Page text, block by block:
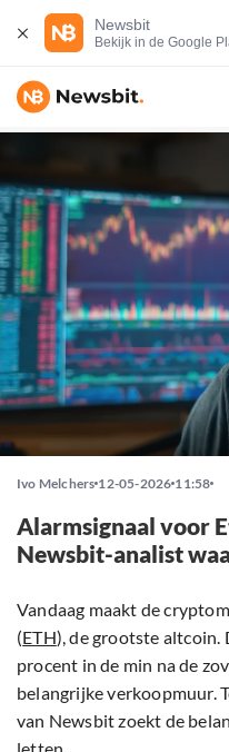
Newsbit
Bekijk in de Google
Ivo Melchers 12-05-2026 11:58
Alarmsignaal voor
Newsbit-analist
Vandaag maakt de
(ETH), de grootste altcoin.
procent in de min na de
belangrijke verkoopmuur.
van Newsbit zoekt de